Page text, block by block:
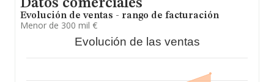
Datos comerciales
Evolución de ventas - rango de facturación
Menor de 300 mil €
Evolución de las ventas